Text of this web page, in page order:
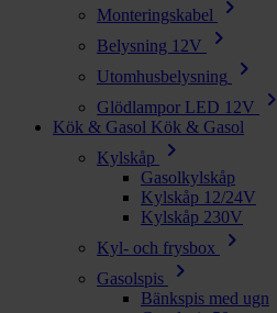
Monteringskabel chevron_right
Belysning 12V chevron_right
Utomhusbelysning chevron_right
Glödlampor LED 12V chevron_right
Kök & Gasol Kök & Gasol
Kylskåp
chevron_right
Gasolkylskåp
Kylskåp 12/24V
Kylskåp 230V
Kyl- och frysbox
chevron_right
Gasolspis chevron_right
Bänkspis med ugn